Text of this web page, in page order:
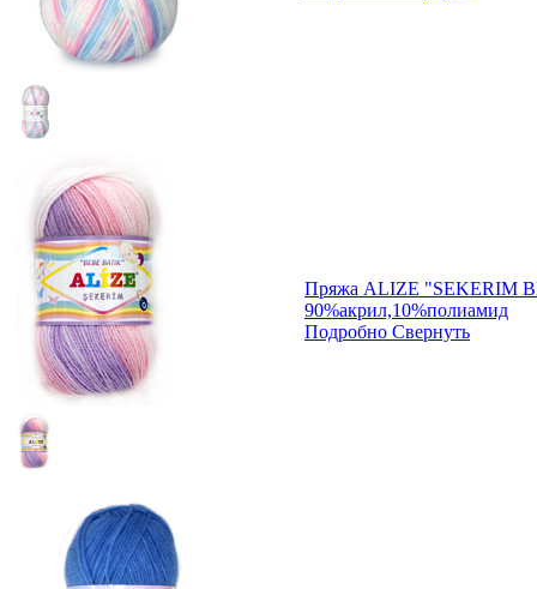
Пряжа ALIZE "SEKERIM
90%акрил,10%полиамид
Подробно Свернуть